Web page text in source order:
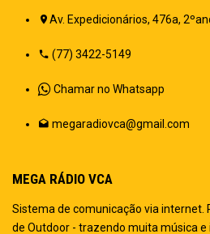
Av. Expedicionários, 476a,
(77) 3422-5149
Chamar no Whatsapp
megaradiovca@gmail.com
MEGA RÁDIO VCA
Sistema de comunicação via internet.
de Outdoor - trazendo muita música e